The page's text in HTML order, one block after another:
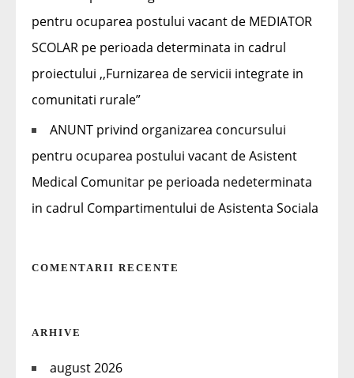
pentru ocuparea postului vacant de MEDIATOR
SCOLAR pe perioada determinata in cadrul
proiectului ,,Furnizarea de servicii integrate in
comunitati rurale”
ANUNT privind organizarea concursului
pentru ocuparea postului vacant de Asistent
Medical Comunitar pe perioada nedeterminata
in cadrul Compartimentului de Asistenta Sociala
COMENTARII RECENTE
ARHIVE
august 2026